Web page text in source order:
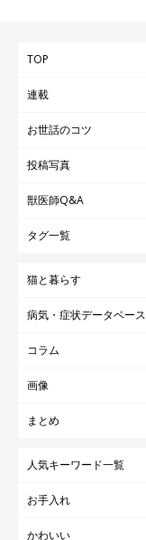
TOP
連載
お世話のコツ
投稿写真
獣医師Q&A
タグ一覧
猫と暮らす
病気・症状データベース
コラム
画像
まとめ
人気キーワード一覧
お手入れ
かわいい